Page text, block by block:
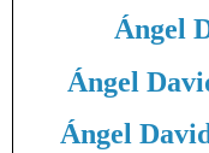
Ángel
Ángel
Ángel